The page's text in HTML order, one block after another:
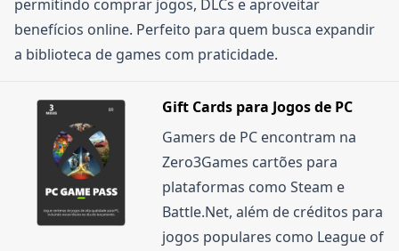
permitindo comprar jogos, DLCs e aproveitar
benefícios online. Perfeito para quem busca expandir
a biblioteca de games com praticidade.
Gift Cards para Jogos de PC
Gamers de PC encontram na
Zero3Games cartões para
plataformas como Steam e
Battle.Net, além de créditos para
jogos populares como League of